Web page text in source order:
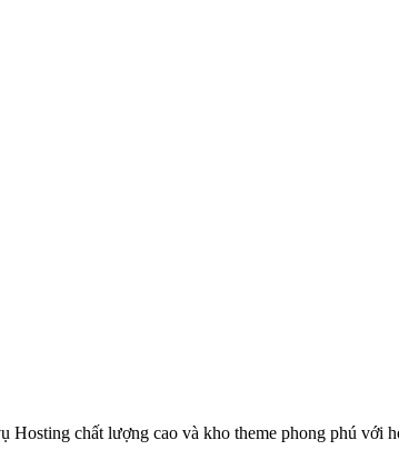
chất lượng cao và kho theme phong phú với